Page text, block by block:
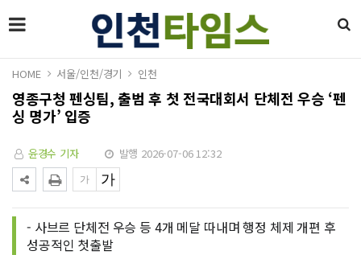
HOME 서울/인천/경기 인천
영종구청 펜싱팀, 출범 후 첫 전국대회서 단체전 우승 ‘펜
싱 명가’ 입증
윤경수 기자 발행 2026-07-06 12:32
- 사브르 단체전 우승 등 4개 메달 따내며 행정 체제 개편 후
성공적인 첫출발